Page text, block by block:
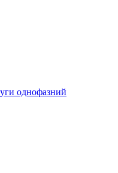
однофазний